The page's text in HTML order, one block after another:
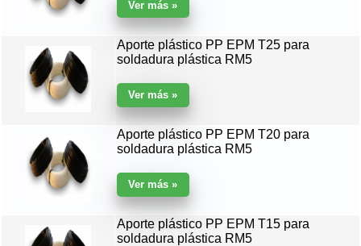
Aporte plástico PP EPM T25 para
soldadura plástica RM5
Aporte plástico PP EPM T20 para
soldadura plástica RM5
Aporte plástico PP EPM T15 para
soldadura plástica RM5